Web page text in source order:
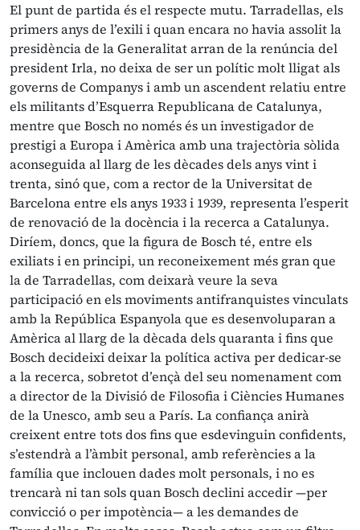
El punt de partida és el respecte mutu. Tarradellas, els
primers anys de l’exili i quan encara no havia assolit la
presidència de la Generalitat arran de la renúncia del
president Irla, no deixa de ser un polític molt lligat als
governs de Companys i amb un ascendent relatiu entre
els militants d’Esquerra Republicana de Catalunya,
mentre que Bosch no només és un investigador de
prestigi a Europa i Amèrica amb una trajectòria sòlida
aconseguida al llarg de les dècades dels anys vint i
trenta, sinó que, com a rector de la Universitat de
Barcelona entre els anys 1933 i 1939, representa l’esperit
de renovació de la docència i la recerca a Catalunya.
Diríem, doncs, que la figura de Bosch té, entre els
exiliats i en principi, un reconeixement més gran que
la de Tarradellas, com deixarà veure la seva
participació en els moviments antifranquistes vinculats
amb la República Espanyola que es desenvoluparan a
Amèrica al llarg de la dècada dels quaranta i fins que
Bosch decideixi deixar la política activa per dedicar-se
a la recerca, sobretot d’ençà del seu nomenament com
a director de la Divisió de Filosofia i Ciències Humanes
de la Unesco, amb seu a París. La confiança anirà
creixent entre tots dos fins que esdevinguin confidents,
s’estendrà a l’àmbit personal, amb referències a la
família que inclouen dades molt personals, i no es
trencarà ni tan sols quan Bosch declini accedir —per
convicció o per impotència— a les demandes de